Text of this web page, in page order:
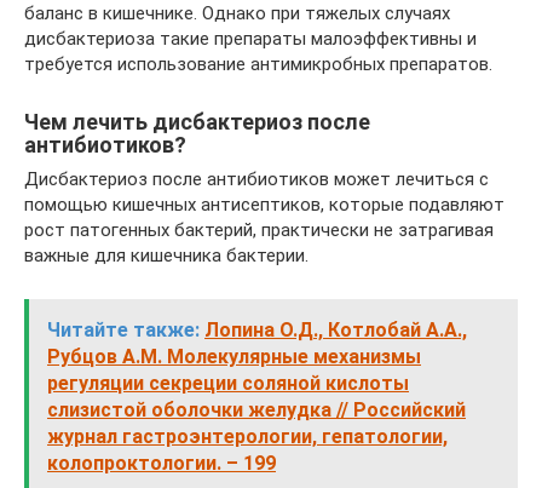
баланс в кишечнике. Однако при тяжелых случаях
дисбактериоза такие препараты малоэффективны и
требуется использование антимикробных препаратов.
Чем лечить дисбактериоз после
антибиотиков?
Дисбактериоз после антибиотиков может лечиться с
помощью кишечных антисептиков, которые подавляют
рост патогенных бактерий, практически не затрагивая
важные для кишечника бактерии.
Читайте также: Лопина О.Д., Котлобай А.А.,
Рубцов А.М. Молекулярные механизмы
регуляции секреции соляной кислоты
слизистой оболочки желудка // Российский
журнал гастроэнтерологии, гепатологии,
колопроктологии. – 199